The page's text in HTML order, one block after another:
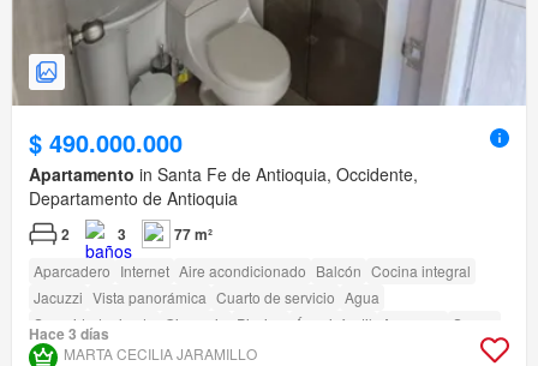
$ 490.000.000
Apartamento in Santa Fe de Antioquia, Occidente,
Departamento de Antioquia
2 3 77 m²
Aparcadero Internet Aire acondicionado Balcón Cocina integral
Jacuzzi Vista panorámica Cuarto de servicio Agua
Seguridad privada
Gimnasio Piscina Área infantil Ascensor
Sauna
Jardín Barbecue Acceso para personas con discapacidad
Hace 3 días
MARTA CECILIA JARAMILLO